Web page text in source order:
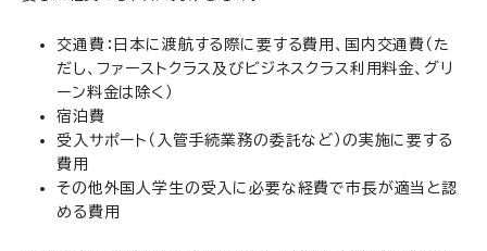
交通費：日本に渡航する際に要する費用、国内交通費（た
だし、ファーストクラス及びビジネスクラス利用料金、グリ
ーン料金は除く）
宿泊費
受入サポート（入管手続業務の委託など）の実施に要する
費用
その他外国人学生の受入に必要な経費で市長が適当と認
める費用